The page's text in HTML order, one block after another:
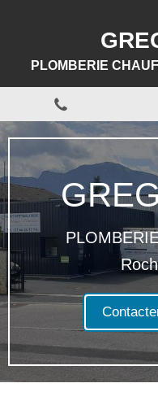
PLOMBERIE